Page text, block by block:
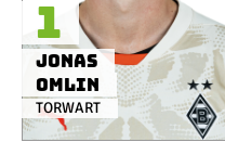
TORWART
Jonas
Omlin
1